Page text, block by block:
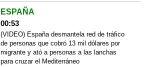
ESPAÑA
00:53
(VIDEO) España desmantela red de tráfico
de personas que cobró 13 mil dólares por
migrante y ató a personas a las lanchas
para cruzar el Mediterráneo